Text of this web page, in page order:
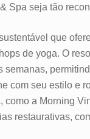
Spa seja tão
que
de yoga. O
semanas,
com seu estilo e
como a Morning
restaurativas,